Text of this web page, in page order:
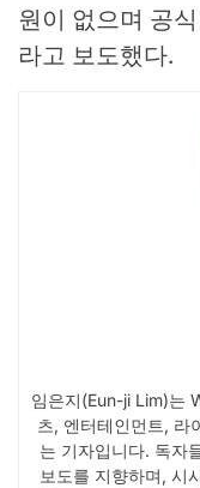
원이 없으며 공
라고 보도했다.
임은지(Eun-ji Lim)는
츠, 엔터테인먼트, 라
는 기자입니다. 독자
보도를 지향하며, 시